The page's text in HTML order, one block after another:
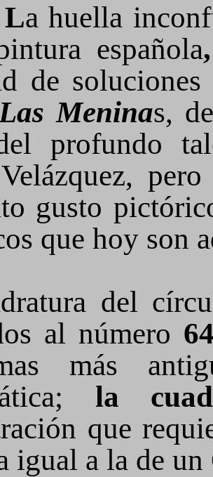
La huella
española
de
Meninas,
profundo
gusto
que hoy son
del
al número
más
la
que
igual a la de